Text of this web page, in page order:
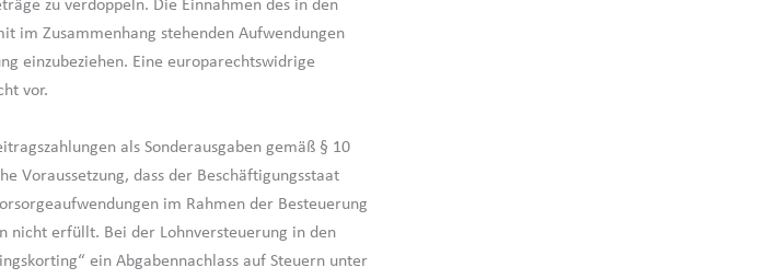
zu verdoppeln. Die Einnahmen des in den
im Zusammenhang stehenden Aufwendungen
einzubeziehen. Eine europarechtswidrige
vor.
als Sonderausgaben gemäß § 10
Voraussetzung, dass der Beschäftigungsstaat
im Rahmen der Besteuerung
nicht erfüllt. Bei der Lohnversteuerung in den
ein Abgabennachlass auf Steuern unter